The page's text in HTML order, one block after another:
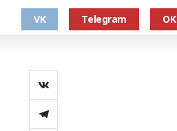
VK Telegram OK